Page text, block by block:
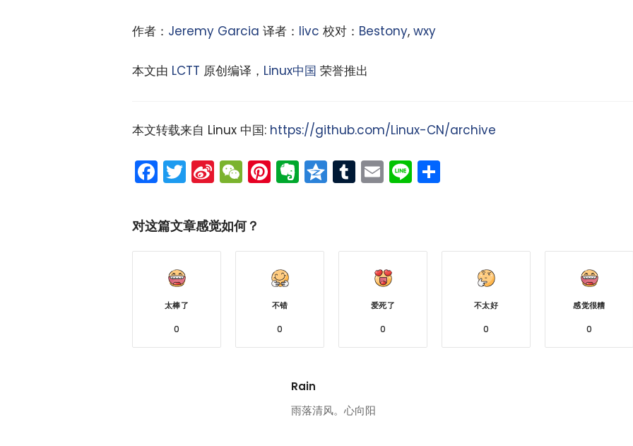
作者： Jeremy Garcia 译者： livc 校对： Bestony, wxy
本文由 LCTT 原创编译， Linux中国 荣誉推出
本文转载来自 Linux 中国: https://github.com/Linux-CN/archive
Facebook
Twitter
Sina
Weibo
WeChat
Pinterest
Evernote
Qzone
Tumblr
Email
Line
对这篇文章感觉如何？
太棒了
0
不错
0
爱死了
0
不太好
0
感觉很糟
0
Rain
雨落清风。心向阳